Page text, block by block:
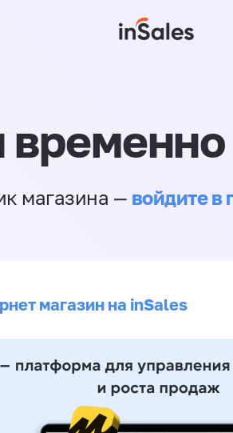
магазина — войдите в
магазин на inSales